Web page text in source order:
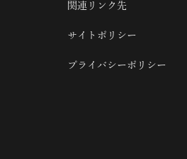
関連リンク先
サイトポリシー
プライバシーポリシー